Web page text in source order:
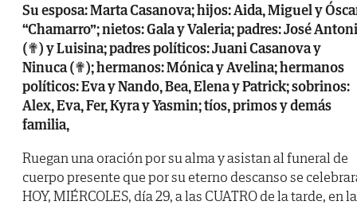
Su esposa: Marta Casanova; hijos: Aida, Miguel y
“Chamarro”; nietos: Gala y Valeria; padres: José
(✟) y Luisina; padres políticos: Juani Casanova y
Ninuca (✟); hermanos: Mónica y Avelina; hermanos
políticos: Eva y Nando, Bea, Elena y Patrick; sobrinos:
Alex, Eva, Fer, Kyra y Yasmin; tíos, primos y demás
familia,
Ruegan una oración por su alma y asistan al funeral de
cuerpo presente que por su eterno descanso se
HOY, MIÉRCOLES, día 29, a las CUATRO de la tarde, en la